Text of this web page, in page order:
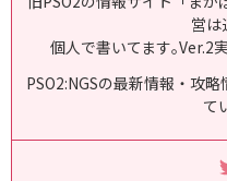
営は
個人で書いてます｡Ver.2
PSO2:NGSの最新情報・攻
て